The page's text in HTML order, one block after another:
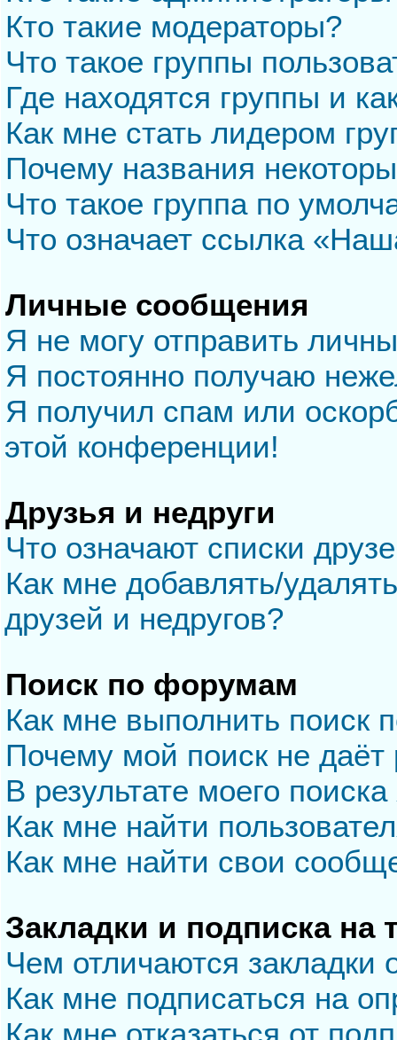
Кто такие модераторы?
Что такое группы
Где находятся группы и
Как мне стать лидером
Почему названия
Что такое группа по
Что означает ссылка
Личные сообщения
Я не могу отправить
Я постоянно получаю
Я получил спам или
этой конференции!
Друзья и недруги
Что означают списки
Как мне добавлять/
друзей и недругов?
Поиск по форумам
Как мне выполнить
Почему мой поиск не даёт
В результате моего
Как мне найти
Как мне найти свои
Закладки и подписка на
Чем отличаются закладки
Как мне подписаться на